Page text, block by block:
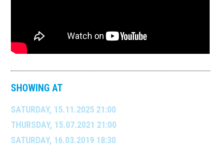
SHOWING AT
SATURDAY, 15.11.2025 21:00
THURSDAY, 15.07.2021 21:00
SATURDAY, 16.03.2019 18:30